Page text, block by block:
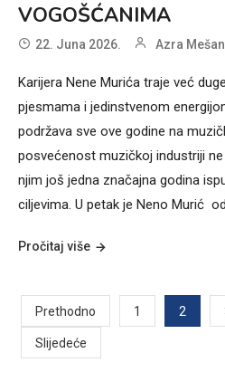
VOGOŠĆANIMA
22. Juna 2026. Azra
Karijera Nene Murića traje već
pjesmama i jedinstvenom
podržava sve ove godine na
posvećenost muzičkoj industriji
njim još jedna značajna godina
ciljevima. U petak je Neno Murić
Pročitaj više
Posts
pagination
Prethodno 1 2
Slijedeće